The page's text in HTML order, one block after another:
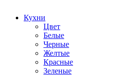
Кухни
Цвет
Белые
Черные
Желтые
Красные
Зеленые